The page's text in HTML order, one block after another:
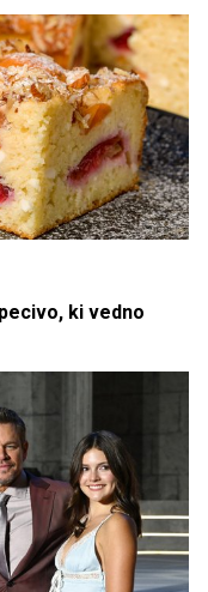
ki vedno